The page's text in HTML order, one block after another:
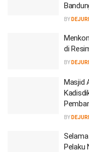
BY
di
BY
Masjid
BY
Pelaku